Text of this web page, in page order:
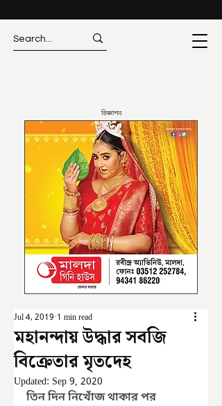
বিজ্ঞাপন
মহানন্দায় উদ্ধার সবজি
বিক্রেতার মৃতদেহ
Jul 4, 2019 1 min read
Updated: Sep 9, 2020
তিন দিন নিখোঁজ থাকার পর